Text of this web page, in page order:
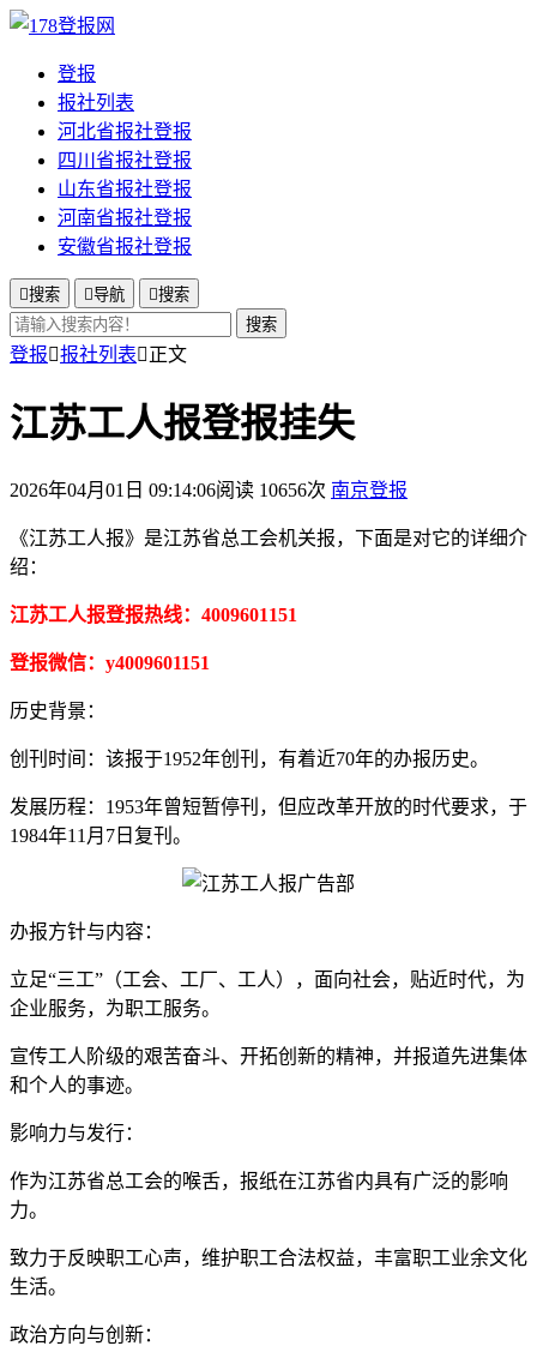
登报
报社列表
河北省报社登报
四川省报社登报
山东省报社登报
河南省报社登报
安徽省报社登报
搜索 导航 搜索
搜索
登报报社列表正文
江苏工人报登报挂失
2026年04月01日 09:14:06阅读 10656次 南京登报
《江苏工人报》是江苏省总工会机关报，下面是对它的详细介
绍：
江苏工人报登报热线：4009601151
登报微信：y4009601151
历史背景：
创刊时间：该报于1952年创刊，有着近70年的办报历史。
发展历程：1953年曾短暂停刊，但应改革开放的时代要求，于
1984年11月7日复刊。
办报方针与内容：
立足“三工”（工会、工厂、工人），面向社会，贴近时代，为
企业服务，为职工服务。
宣传工人阶级的艰苦奋斗、开拓创新的精神，并报道先进集体
和个人的事迹。
影响力与发行：
作为江苏省总工会的喉舌，报纸在江苏省内具有广泛的影响
力。
致力于反映职工心声，维护职工合法权益，丰富职工业余文化
生活。
政治方向与创新：